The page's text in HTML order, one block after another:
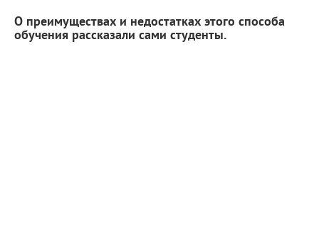
О преимуществах и недостатках этого способа
обучения рассказали сами студенты.